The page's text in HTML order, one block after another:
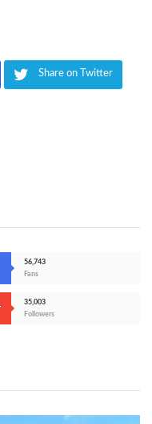
Share on Twitter
56,743
Fans
35,003
Followers